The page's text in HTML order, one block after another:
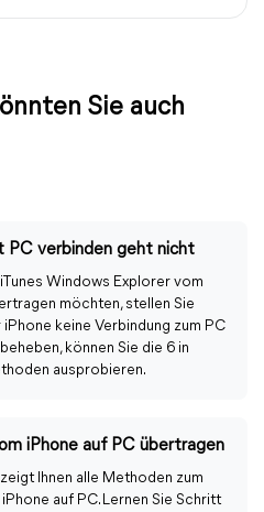
Sie auch
PC verbinden geht nicht
Windows Explorer vom
möchten, stellen Sie
keine Verbindung zum PC
können Sie die 6 in
ausprobieren.
iPhone auf PC übertragen
Ihnen alle Methoden zum
auf PC. Lernen Sie Schritt